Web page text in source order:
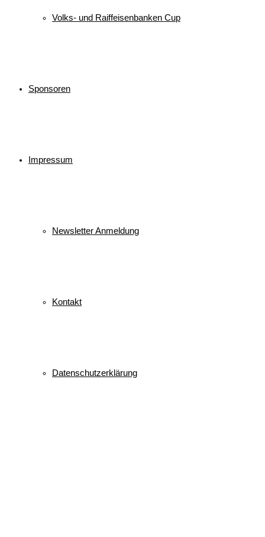
Volks- und Raiffeisenbanken Cup
Sponsoren
Impressum
Newsletter Anmeldung
Kontakt
Datenschutzerklärung